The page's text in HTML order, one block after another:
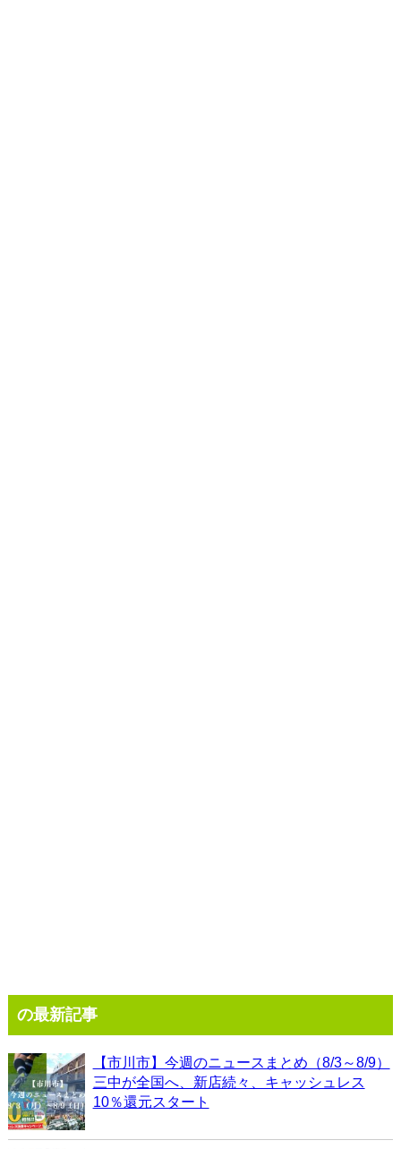
の最新記事
【市川市】今週のニュースまとめ（8/3～8/9）
三中が全国へ、新店続々、キャッシュレス
10％還元スタート